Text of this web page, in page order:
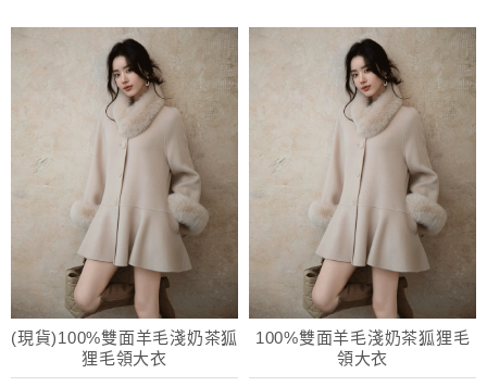
(現貨)100%雙面羊毛淺奶茶狐
狸毛領大衣
100%雙面羊毛淺奶茶狐狸毛
領大衣